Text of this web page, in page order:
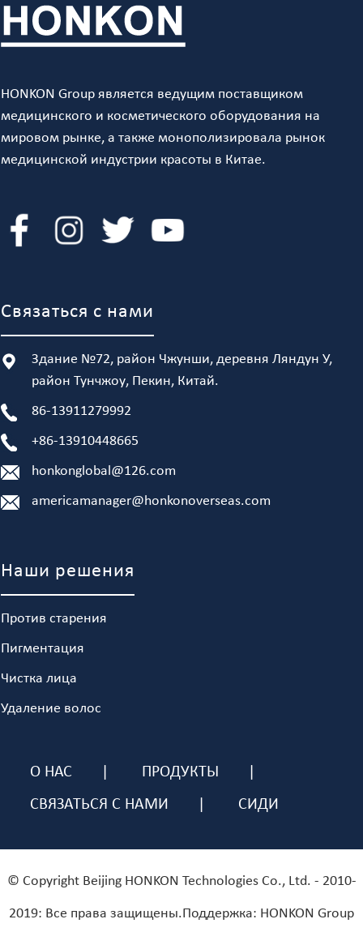
HONKON Group является ведущим поставщиком
медицинского и косметического оборудования на
мировом рынке, а также монополизировала рынок
медицинской индустрии красоты в Китае.
Связаться с нами
Здание №72, район Чжунши, деревня Ляндун У,
район Тунчжоу, Пекин, Китай.
86-13911279992
+86-13910448665
honkonglobal@126.com
americamanager@honkonoverseas.com
Наши решения
Против старения
Пигментация
Чистка лица
Удаление волос
О НАС
ПРОДУКТЫ
СВЯЗАТЬСЯ С НАМИ
СИДИ
© Copyright Beijing HONKON Technologies Co., Ltd. - 2010-
2019: Все права защищены.Поддержка: HONKON Group